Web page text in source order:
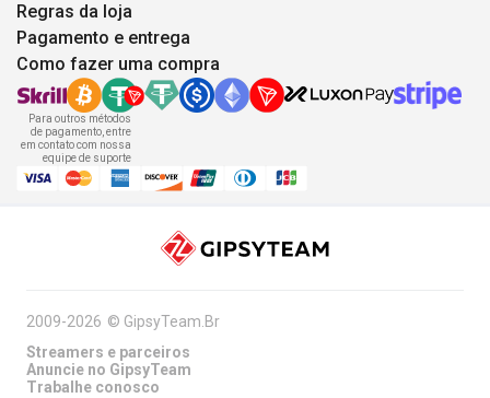
Regras da loja
Pagamento e entrega
Como fazer uma compra
Para outros métodos
de pagamento, entre
em contato com nossa
equipe de suporte
2009-2026 © GipsyTeam.Br
Streamers e parceiros
Anuncie no GipsyTeam
Trabalhe conosco